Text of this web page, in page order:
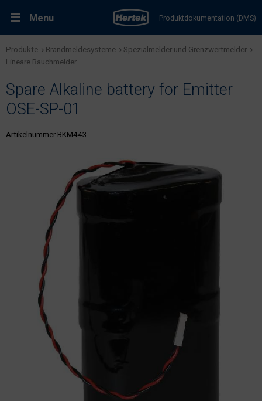
Menu
Lösungen
Produkte
Support & Kontakt
Fachportal Brandschutz
Karriere bei Hertek
Nachhaltigkeit
Produktdokumentation (DMS)
RMA-Formular
Produkte Brandmeldesysteme
Spezialmelder und Grenzwertmelder
Lineare Rauchmelder
Spare Alkaline battery for Emitter
OSE-SP-01
Artikelnummer BKM443